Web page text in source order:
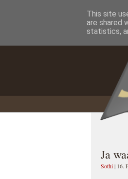
Home
Ja
Sothi| 16.
This site
are shared
statistics,